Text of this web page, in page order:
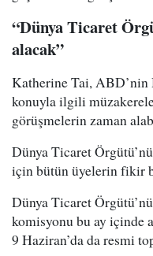
“Dünya Ticaret
alacak”
Katherine Tai, ABD’nin
konuyla ilgili
görüşmelerin zaman
Dünya Ticaret
için bütün üyelerin fikir
Dünya Ticaret
komisyonu bu ay içinde
9 Haziran’da da resmi